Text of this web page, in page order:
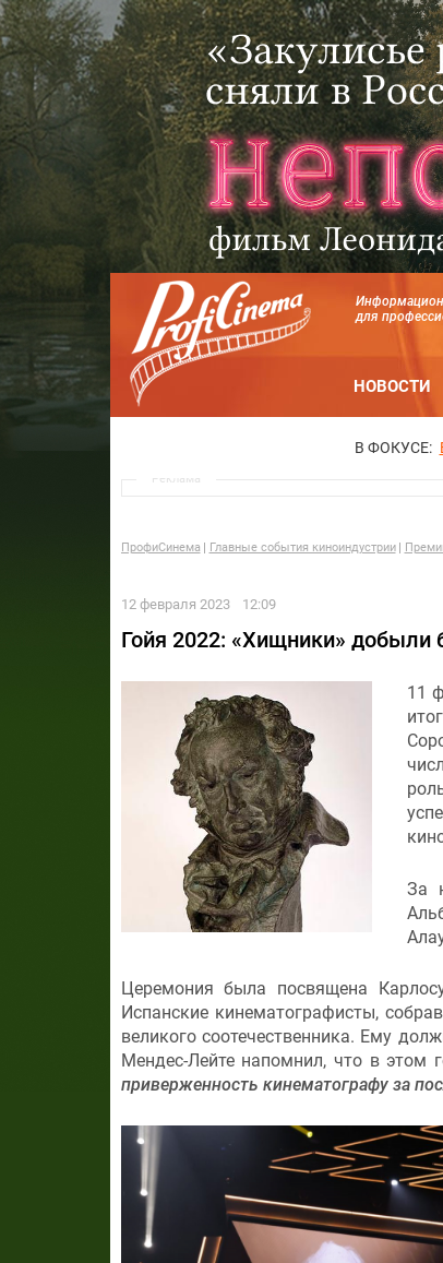
для
НОВОСТИ
В ФОКУСЕ:
Реклама
ПрофиСинема Главные события киноиндустрии
12 февраля 2023 12:09
Гойя 2022: «Хищники» добыли
11
За
Церемония была посвящена
Испанские кинематографисты,
великого соотечественника. Ему
Мендес-Лейте напомнил, что в этом
приверженность кинематографу за